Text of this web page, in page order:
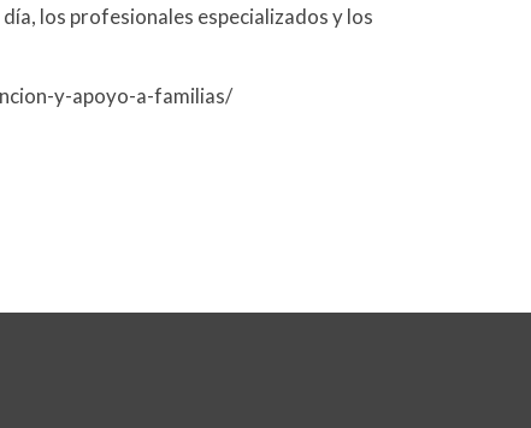
los profesionales especializados y los
y-apoyo-a-familias/